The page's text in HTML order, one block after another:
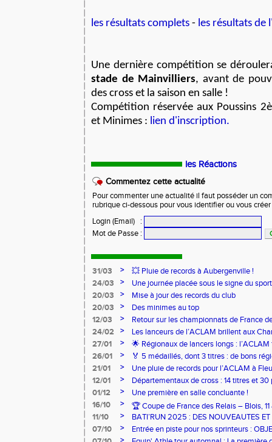
les résultats complets - les résultats de
Une dernière compétition se
stade de Mainvilliers, avant de
des cross et la saison en salle !
Compétition réservée aux Poussins
et Minimes : lien d'inscription.
les Réactions
Commentez cette actualité
Pour commenter une actualité il faut posséder un
rubrique ci-dessous pour vous identifier ou vous
Login (Email)
:
Mot de Passe :
31/03 >
💥 Pluie de records à Aubergenville !
24/03
>
Une journée placée sous le signe du
20/03
>
Mise à jour des records du club
20/03
>
Des minimes au top
12/03
>
Retour sur les championnats de France
24/02
>
Les lanceurs de l’ACLAM brillent aux
Lancers Longs à Nice
27/01 >
🌟 Régionaux de lancers longs :
sur-Loire
26/01 >
🏅 5 médaillés, dont 3 titres : de bons
pour l’Aclam !
21/01 >
Une pluie de records pour l’ACLAM à
12/01
>
Départementaux de cross : 14 titres et 30
01/12
>
Une première en salle concluante !
16/10
>
🏆 Coupe de France des Relais – Blois,
11/10
>
BATI’RUN 2025 : DES NOUVEAUTES
07/10
>
Entrée en piste pour nos sprinteurs :
FRANCE !
>